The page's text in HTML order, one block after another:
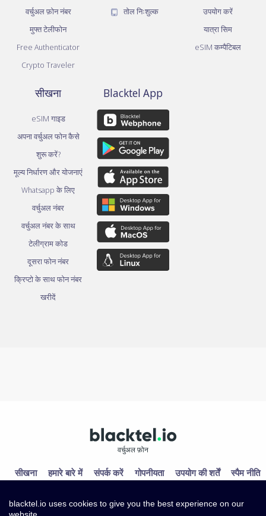
वर्चुअल फ़ोन नंबर
मुफ्त टेलीफोन
Free Authenticator
Crypto Traveler
तोल निःशुल्क
उपयोग करें
यात्रा सिम
eSIM कम्पैटिबल
सीखना
eSIM गाइड
अपना वर्चुअल फोन कैसे
शुरू करें?
मूल्य निर्धारण और योजनाएं
Whatsapp के लिए
वर्चुअल नंबर
वर्चुअल नंबर के साथ
टेलीग्राम कोड
दूसरा फोन नंबर
क्रिप्टो के साथ फोन नंबर
खरीदें
Blacktel App
वर्चुअल फ़ोन
सीखना हमारे बारे में संपर्क करें गोपनीयता उपयोग की शर्तें स्पैम नीति
blacktel.io uses cookies to give you the best experience on our